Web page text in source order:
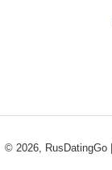
© 2026, RusDatingGo |